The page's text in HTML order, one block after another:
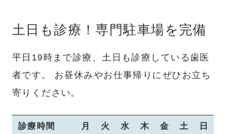
土日も診療！専門駐車場を完備
平日19時まで診療、土日も診療している歯医
者です。
お昼休みやお仕事帰りにぜひお立ち
寄りください。
診療時間 月 火 水 木 金 土 日